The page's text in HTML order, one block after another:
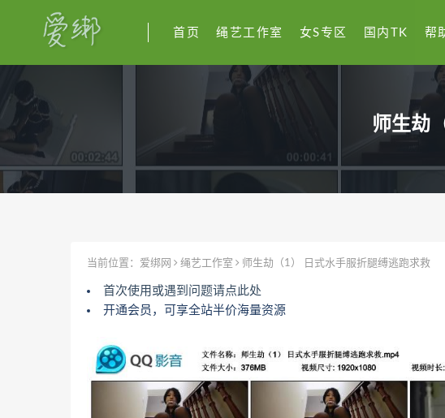
首页 绳艺工作室 女S专区 国内TK 帮
师生劫
当前位置： 爱绑网 绳艺工作室 师生劫（1） 日式水手服折腿缚逃跑求救
首次使用或遇到问题请点此处
开通会员，可享全站半价海量资源